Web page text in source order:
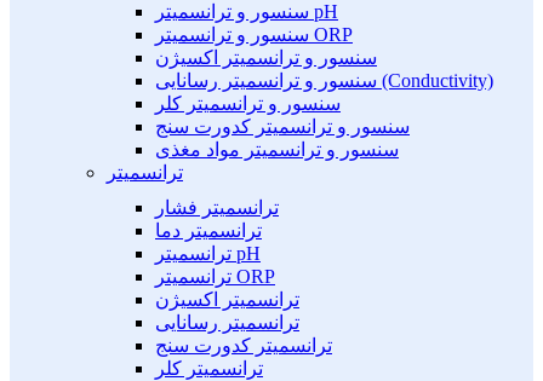
سنسور و ترانسمیتر pH
سنسور و ترانسمیتر ORP
سنسور و ترانسمیتر اکسیژن
سنسور و ترانسمیتر رسانایی (Conductivity)
سنسور و ترانسمیتر کلر
سنسور و ترانسمیتر کدورت سنج
سنسور و ترانسمیتر مواد مغذی
ترانسمیتر
ترانسمیتر فشار
ترانسمیتر دما
ترانسمیتر pH
ترانسمیتر ORP
ترانسمیتر اکسیژن
ترانسمیتر رسانایی
ترانسمیتر کدورت سنج
ترانسمیتر کلر